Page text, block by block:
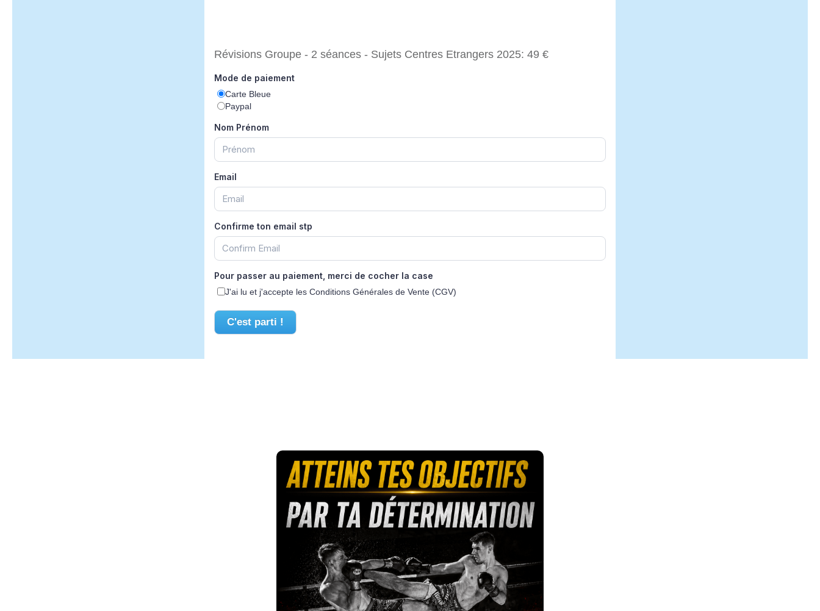
Révisions Groupe - 2 séances - Sujets Centres Etrangers 2025: 49 €
Mode de paiement
Carte Bleue
Paypal
Nom Prénom
Email
Confirme ton email stp
Pour passer au paiement, merci de cocher la case
J'ai lu et j'accepte les Conditions Générales de Vente (CGV)
C'est parti !